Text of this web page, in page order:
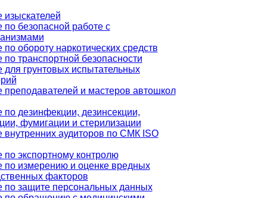
изыскателей
по безопасной работе с
обороту наркотических средств
транспортной безопасности
для грунтовых испытательных
преподавателей и мастеров автошкол
по дезинфекции, дезинсекции,
фумигации и стерилизации
внутренних аудиторов по СМК ISO
по экспортному контролю
по измерению и оценке вредных
факторов
по защите персональных данных